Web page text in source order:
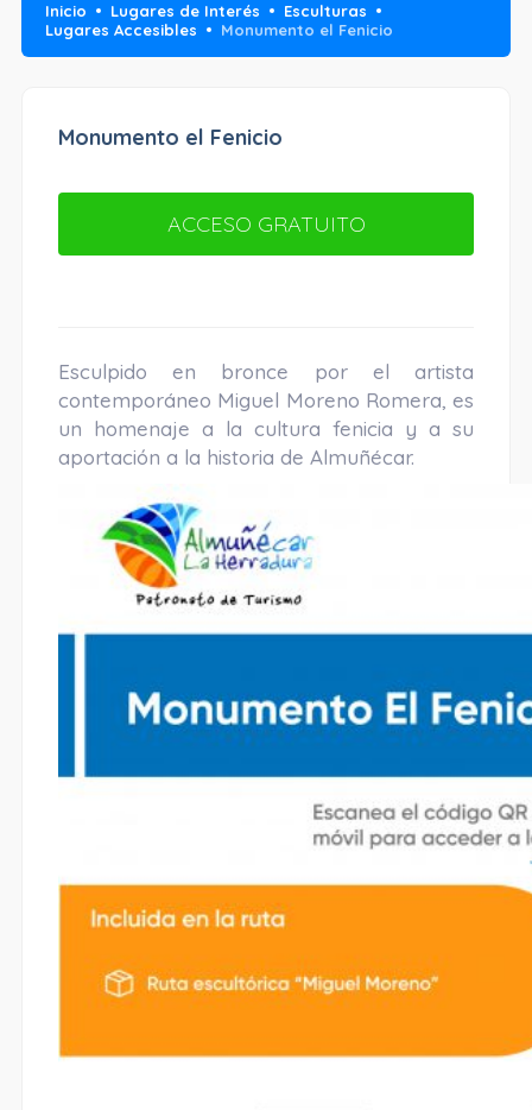
Inicio Lugares de Interés
Esculturas
Lugares Accesibles
Monumento el Fenicio
Monumento el Fenicio
ACCESO GRATUITO
Esculpido en bronce por el artista
contemporáneo Miguel Moreno Romera, es
un homenaje a la cultura fenicia y a su
aportación a la historia de Almuñécar.